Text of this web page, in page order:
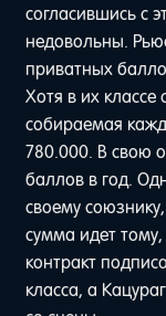
согласившись с
недовольны.
приватных
Хотя в их
собираемая
780.000. В свою
баллов в год.
своему
сумма идет тому,
контракт
класса, а